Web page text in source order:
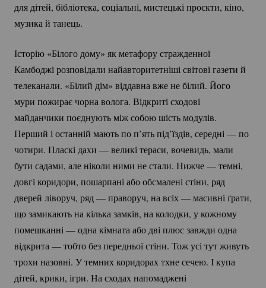
для дітей, бібліотека, соціальні, мистецькі проєкти, кіно,
музика й танець.
Історію «Білого дому» як метафору стражденної
Камбоджі розповідали найавторитетніші світові газети й
телеканали. «Білий дім» віддавна вже не білий. Його
мури пожирає чорна волога. Відкриті сходові
майданчики поєднують між собою шість модулів.
Перший і останній мають по п’ять під’їздів, середні — по
чотири. Пласкі дахи — великі тераси, вочевидь, мали
бути садами, але ніколи ними не стали. Нижче — темні,
довгі коридори, пошарпані або обсмалені стіни, ряд
дверей ліворуч, ряд — праворуч, на всіх — масивні ґрати,
що замикають на кілька замків, на колодки, у кожному
помешканні — одна кімната або дві плюс завжди одна
відкрита — тобто без передньої стіни. Тож усі тут живуть
трохи назовні. У темних коридорах тхне сечею. І купа
дітей, крики, ігри. На сходах напомаджені